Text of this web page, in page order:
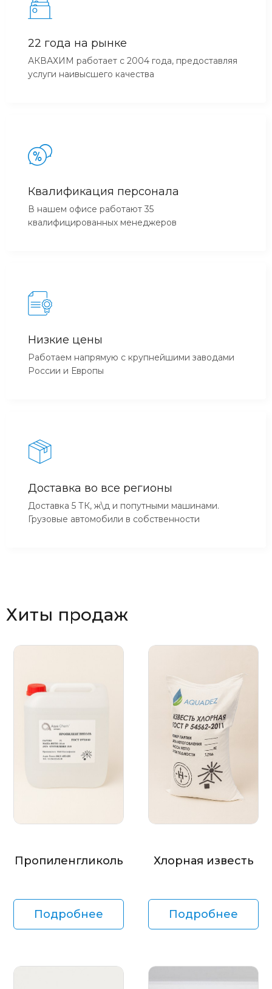
22 года на рынке
АКВАХИМ работает с 2004 года, предоставляя
услуги наивысшего качества
Квалификация персонала
В нашем офисе работают 35
квалифицированных менеджеров
Низкие цены
Работаем напрямую с крупнейшими заводами
России и Европы
Доставка во все регионы
Доставка 5 ТК, ж\д и попутными машинами.
Грузовые автомобили в собственности
Хиты продаж
Пропиленгликоль
Подробнее
Хлорная известь
Подробнее